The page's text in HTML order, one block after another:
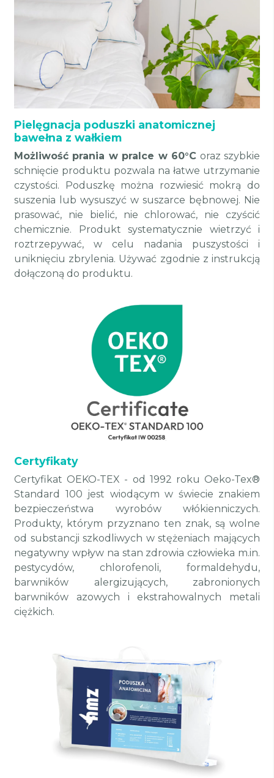
Pielęgnacja poduszki anatomicznej
bawełna z wałkiem
Możliwość prania w pralce w 60°C oraz szybkie
schnięcie produktu pozwala na łatwe utrzymanie
czystości. Poduszkę można rozwiesić mokrą do
suszenia lub wysuszyć w suszarce bębnowej. Nie
prasować, nie bielić, nie chlorować, nie czyścić
chemicznie. Produkt systematycznie wietrzyć i
roztrzepywać, w celu nadania puszystości i
uniknięciu zbrylenia. Używać zgodnie z instrukcją
dołączoną do produktu.
Certyfikaty
Certyfikat OEKO-TEX - od 1992 roku Oeko-Tex®
Standard 100 jest wiodącym w świecie znakiem
bezpieczeństwa wyrobów włókienniczych.
Produkty, którym przyznano ten znak, są wolne
od substancji szkodliwych w stężeniach mających
negatywny wpływ na stan zdrowia człowieka m.in.
pestycydów, chlorofenoli, formaldehydu,
barwników alergizujących, zabronionych
barwników azowych i ekstrahowalnych metali
ciężkich.